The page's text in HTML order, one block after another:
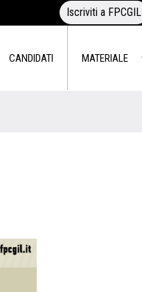
Iscriviti a FPCGIL
CANDIDATI MATERIALE